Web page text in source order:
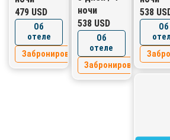
479 USD
Об
отеле
Забронировать
ночи
538 USD
Об
отеле
Забронировать
538
Об